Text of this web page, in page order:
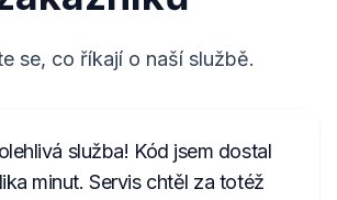
B250
281155248RTK123
MEB100E9195120
se, co říkají o naší službě.
služba! Kód jsem dostal
minut. Servis chtěl za totéž